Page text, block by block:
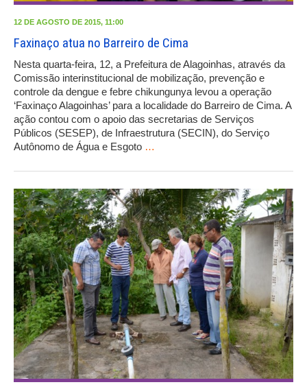
12 DE AGOSTO DE 2015, 11:00
Faxinaço atua no Barreiro de Cima
Nesta quarta-feira, 12, a Prefeitura de Alagoinhas, através da
Comissão interinstitucional de mobilização, prevenção e
controle da dengue e febre chikungunya levou a operação
‘Faxinaço Alagoinhas’ para a localidade do Barreiro de Cima. A
ação contou com o apoio das secretarias de Serviços
Públicos (SESEP), de Infraestrutura (SECIN), do Serviço
Autônomo de Água e Esgoto …